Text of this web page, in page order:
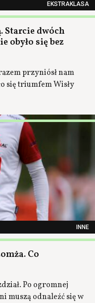
EKSTRAKLASA
Starcie dwóch
obyło się bez
przyniósł nam
się triumfem Wisły
INNE
Co
Po ogromnej
muszą odnaleźć się w